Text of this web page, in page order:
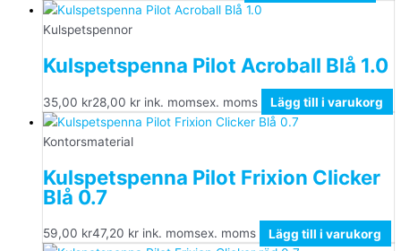
Kulspetspennor
Kulspetspenna Pilot Acroball Blå 1.0
35,00 kr28,00 kr ink. momsex. moms Lägg till i varukorg
Kontorsmaterial
Kulspetspenna Pilot Frixion Clicker
Blå 0.7
59,00 kr47,20 kr ink. momsex. moms Lägg till i varukorg